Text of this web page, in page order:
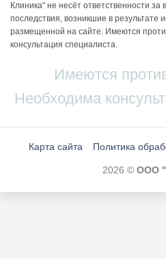
Клиника" не несёт ответственности
последствия, возникшие в
размещенной на сайте. Имеются
консультация специалиста.
Имеются
Необходима
Карта сайта Политика
2026 © ООО